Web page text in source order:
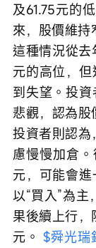
及61.75元的
來，股價維持
這種情況從去
元的高位，
到失望。投
悲觀，認為
投資者則認
慮慢慢加倉
元，可能會
以“買入”為主
果後續上行
元。 $舜光瑞